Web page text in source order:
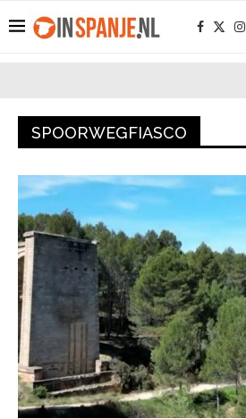
SPOORWEGFIASCO